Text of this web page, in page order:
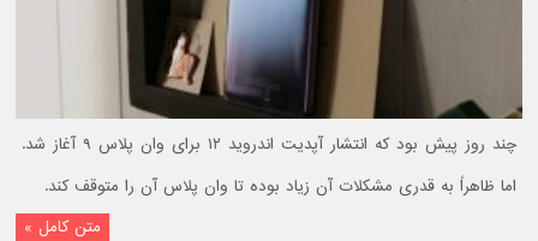
چند روز پیش بود که انتشار آپدیت اندروید ۱۲ برای وان پلاس ۹ آغاز شد.
اما ظاهراً به قدری مشکلات آن زیاد بوده تا وان پلاس آن را متوقف کند.
متن کامل »